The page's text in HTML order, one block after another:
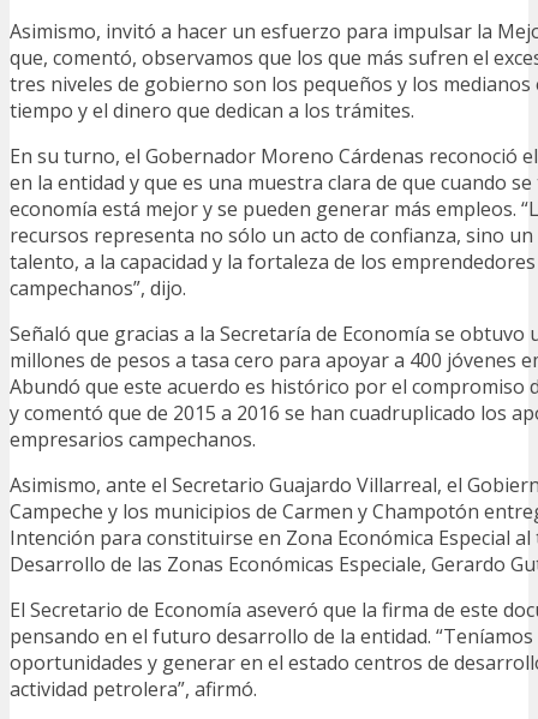
Asimismo, invitó a hacer un esfuerzo para impulsar la
que, comentó, observamos que los que más sufren el
tres niveles de gobierno son los pequeños y los
tiempo y el dinero que dedican a los trámites.
En su turno, el Gobernador Moreno Cárdenas reconoció
en la entidad y que es una muestra clara de que cuando
economía está mejor y se pueden generar más empleos.
recursos representa no sólo un acto de confianza, sino
talento, a la capacidad y la fortaleza de los
campechanos”, dijo.
Señaló que gracias a la Secretaría de Economía se obtuvo
millones de pesos a tasa cero para apoyar a 400 jóvenes
Abundó que este acuerdo es histórico por el compromiso
y comentó que de 2015 a 2016 se han cuadruplicado los
empresarios campechanos.
Asimismo, ante el Secretario Guajardo Villarreal, el
Campeche y los municipios de Carmen y Champotón
Intención para constituirse en Zona Económica Especial
Desarrollo de las Zonas Económicas Especiale, Gerardo
El Secretario de Economía aseveró que la firma de este
pensando en el futuro desarrollo de la entidad.
oportunidades y generar en el estado centros de
actividad petrolera”, afirmó.